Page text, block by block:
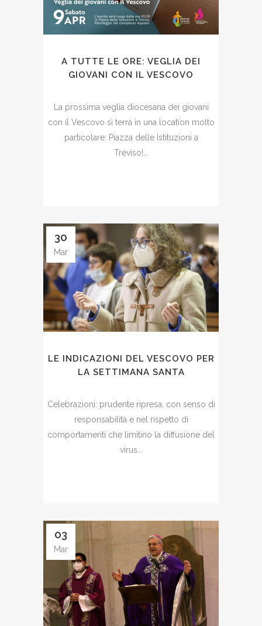
A TUTTE LE ORE: VEGLIA DEI
GIOVANI CON IL VESCOVO
La prossima veglia diocesana dei giovani
con il Vescovo si terrà in una location molto
particolare: Piazza delle Istituzioni a
Treviso!...
30
Mar
LE INDICAZIONI DEL VESCOVO PER
LA SETTIMANA SANTA
Celebrazioni: prudente ripresa, con senso di
responsabilità e nel rispetto di
comportamenti che limitino la diffusione del
virus...
03
Mar